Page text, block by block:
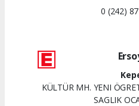
0 (242)
KÜLTÜR MH. YENI
SAGLIK